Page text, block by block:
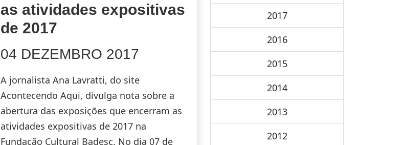
as atividades expositivas
de 2017
04 DEZEMBRO 2017
A jornalista Ana Lavratti, do site
Acontecendo Aqui, divulga nota sobre a
abertura das exposições que encerram as
atividades expositivas de 2017 na
Fundação Cultural Badesc. No dia 07 de
2017
2016
2015
2014
2013
2012